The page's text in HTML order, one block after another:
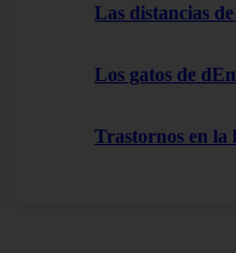
Las distancias
Los gatos de
Trastornos en la